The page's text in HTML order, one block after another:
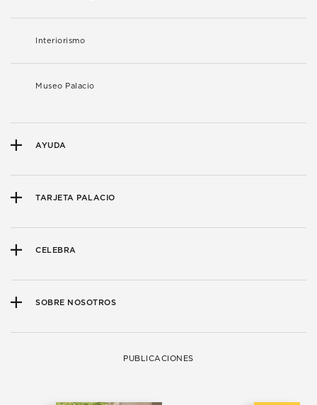
Interiorismo
Museo Palacio
AYUDA
TARJETA PALACIO
CELEBRA
SOBRE NOSOTROS
PUBLICACIONES